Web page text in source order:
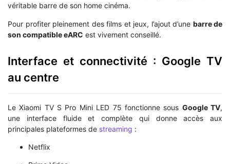
véritable barre de son home cinéma.
Pour profiter pleinement des films et jeux, l’ajout d’une barre de
son compatible eARC est vivement conseillé.
Interface et connectivité : Google TV
au centre
Le Xiaomi TV S Pro Mini LED 75 fonctionne sous Google TV,
une interface fluide et complète qui donne accès aux
principales plateformes de streaming :
Netflix